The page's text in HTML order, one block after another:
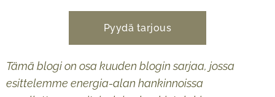
Pyydä tarjous
Tämä blogi on osa kuuden blogin sarjaa, jossa
esittelemme energia-alan hankinnoissa